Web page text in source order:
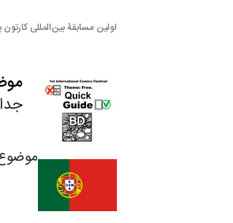
اولین مسابقۀ بین‌المللی کارتون